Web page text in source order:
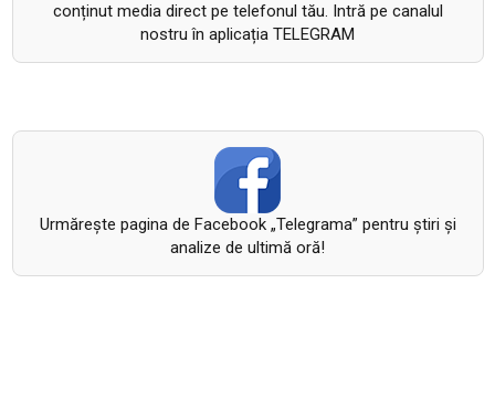
conținut media direct pe telefonul tău. Intră pe canalul
nostru în aplicația TELEGRAM
Urmăreşte pagina de Facebook „Telegrama” pentru ştiri şi
analize de ultimă oră!